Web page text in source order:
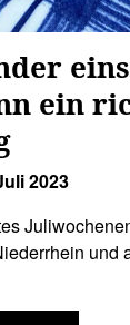
ein
2023
und